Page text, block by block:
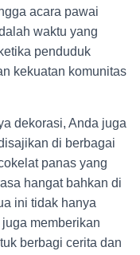
acara pawai
waktu yang
penduduk
kekuatan komunitas
dekorasi, Anda juga
di berbagai
panas yang
hangat bahkan di
ini tidak hanya
memberikan
berbagi cerita dan